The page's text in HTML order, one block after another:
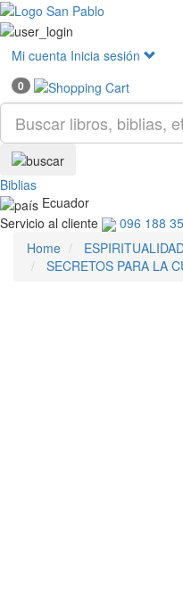
Mi cuenta Inicia sesión
0
Biblias
Ecuador
Servicio al cliente
096 188
Home
SECRETOS PARA LA